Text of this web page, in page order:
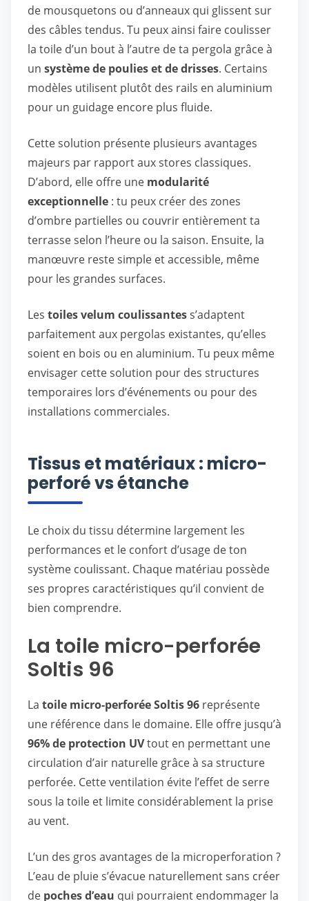
de mousquetons ou d’anneaux qui glissent sur
des câbles tendus. Tu peux ainsi faire coulisser
la toile d’un bout à l’autre de ta pergola grâce à
un système de poulies et de drisses. Certains
modèles utilisent plutôt des rails en aluminium
pour un guidage encore plus fluide.
Cette solution présente plusieurs avantages
majeurs par rapport aux stores classiques.
D’abord, elle offre une modularité
exceptionnelle : tu peux créer des zones
d’ombre partielles ou couvrir entièrement ta
terrasse selon l’heure ou la saison. Ensuite, la
manœuvre reste simple et accessible, même
pour les grandes surfaces.
Les toiles velum coulissantess’adaptent
parfaitement aux pergolas existantes, qu’elles
soient en bois ou en aluminium. Tu peux même
envisager cette solution pour des structures
temporaires lors d’événements ou pour des
installations commerciales.
Tissus et matériaux : micro-
perforé vs étanche
Le choix du tissu détermine largement les
performances et le confort d’usage de ton
système coulissant. Chaque matériau possède
ses propres caractéristiques qu’il convient de
bien comprendre.
La toile micro-perforée
Soltis 96
La toile micro-perforée Soltis 96 représente
une référence dans le domaine. Elle offre jusqu’à
96% de protection UVtout en permettant une
circulation d’air naturelle grâce à sa structure
perforée. Cette ventilation évite l’effet de serre
sous la toile et limite considérablement la prise
au vent.
L’un des gros avantages de la microperforation ?
L’eau de pluie s’évacue naturellement sans créer
de poches d’eau qui pourraient endommager la